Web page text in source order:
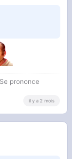
prononce
il y a 2 mois